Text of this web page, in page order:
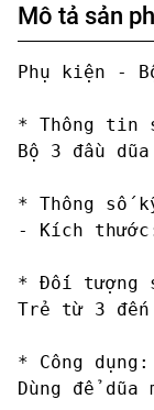
Mô tả sản
Phụ kiện -
* Thông tin
Bộ 3 đầu
* Thông số
- Kích
* Đối tượng
Trẻ từ 3
* Công dụng:
Dùng để dũa